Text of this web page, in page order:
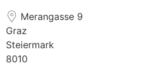
Merangasse 9
Graz
Steiermark
8010